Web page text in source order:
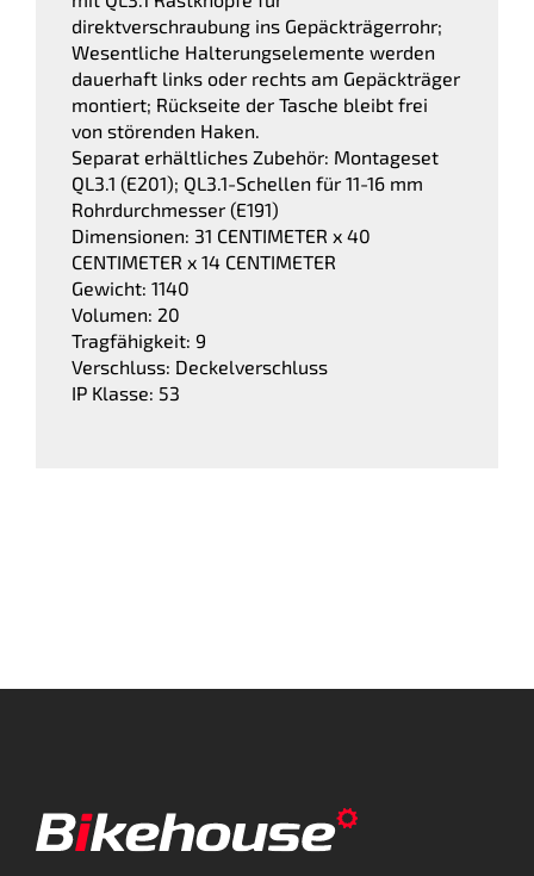
direktverschraubung ins Gepäckträgerrohr;
Wesentliche Halterungselemente werden
dauerhaft links oder rechts am Gepäckträger
montiert; Rückseite der Tasche bleibt frei
von störenden Haken.
Separat erhältliches Zubehör: Montageset
QL3.1 (E201); QL3.1-Schellen für 11-16 mm
Rohrdurchmesser (E191)
Dimensionen: 31 CENTIMETER x 40
CENTIMETER x 14 CENTIMETER
Gewicht: 1140
Volumen: 20
Tragfähigkeit: 9
Verschluss: Deckelverschluss
IP Klasse: 53